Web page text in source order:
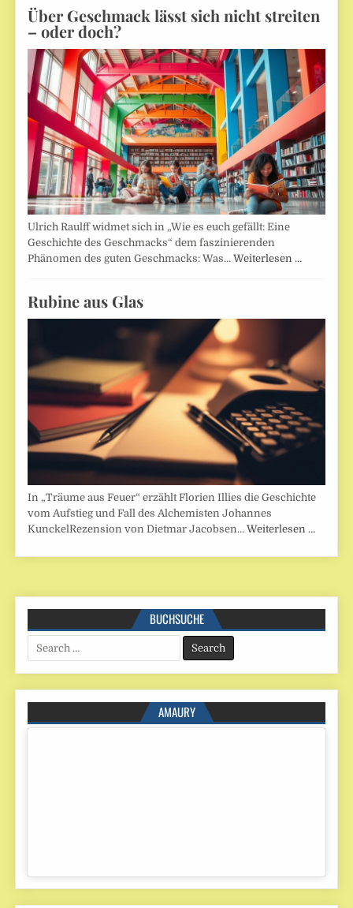
Über Geschmack lässt sich nicht streiten
– oder doch?
Ulrich Raulff widmet sich in „Wie es euch gefällt: Eine
Geschichte des Geschmacks“ dem faszinierenden
Phänomen des guten Geschmacks: Was…Weiterlesen …
Rubine aus Glas
In „Träume aus Feuer“ erzählt Florien Illies die Geschichte
vom Aufstieg und Fall des Alchemisten Johannes
KunckelRezension von Dietmar Jacobsen…Weiterlesen …
BUCHSUCHE
Search
for:
AMAURY